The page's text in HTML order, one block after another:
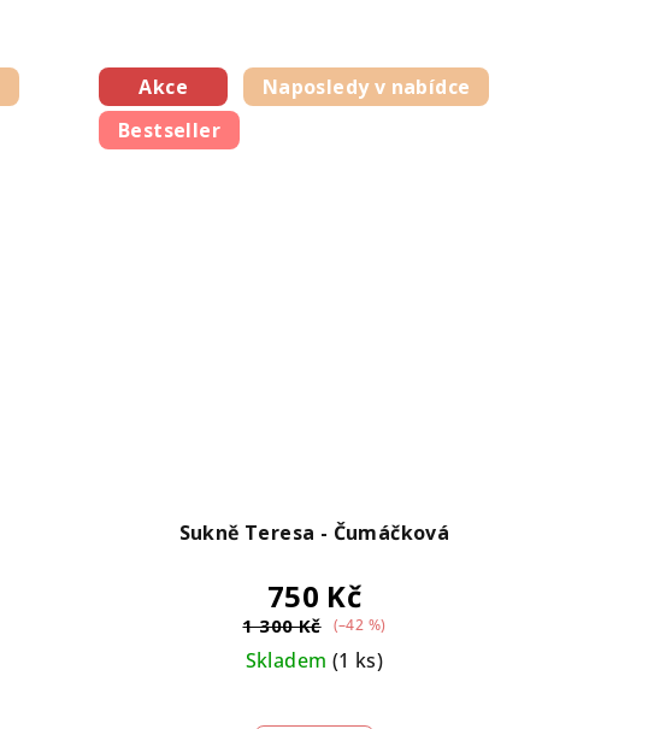
Akce
Naposledy v nabídce
Bestseller
Sukně Teresa - Čumáčková
750 Kč
1 300 Kč (–42 %)
Skladem (1 ks)